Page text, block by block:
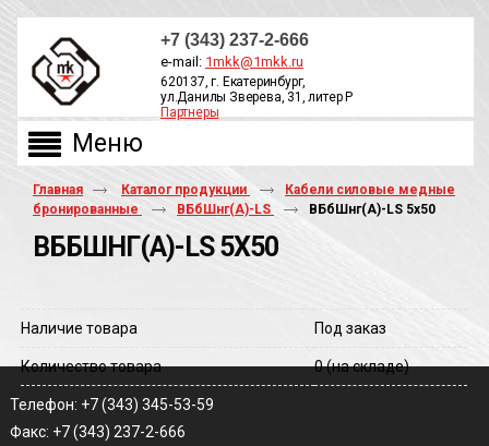
+7 (343) 237-2-666
e-mail: 1mkk@1mkk.ru
620137, г. Екатеринбург,
ул.Данилы Зверева, 31, литер Р
Партнеры
Главная Каталог продукции
Кабели силовые медные
бронированные
ВБбШнг(А)-LS ВБбШнг(A)-LS 5х50
ВББШНГ(A)-LS 5Х50
Наличие товара Под заказ
Количество товара 0(на складе)
Телефон: +7 (343) 345-53-59
Факс: +7 (343) 237-2-666